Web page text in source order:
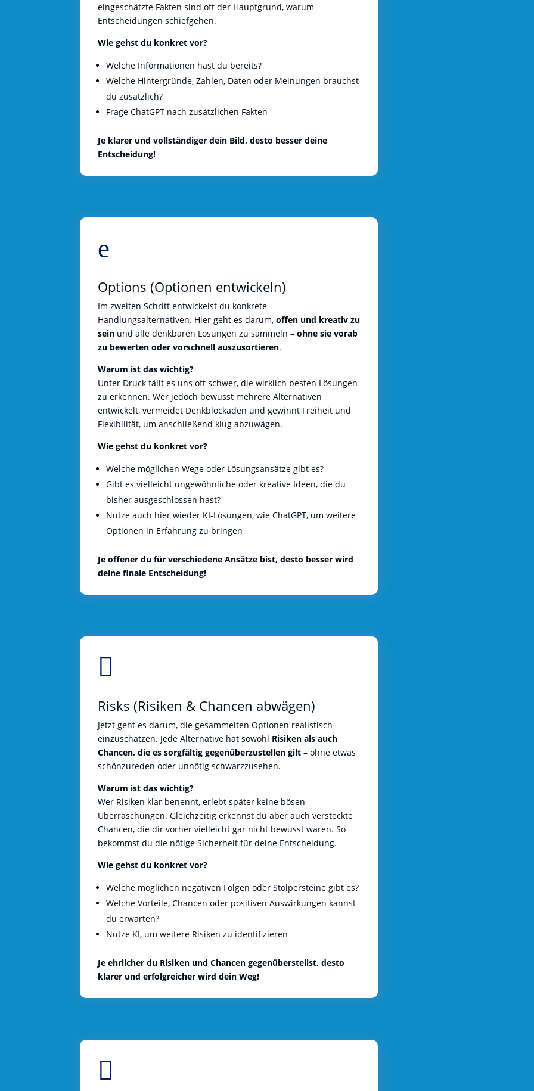
eingeschätzte Fakten sind oft der Hauptgrund, warum
Entscheidungen schiefgehen.
Wie gehst du konkret vor?
Welche Informationen hast du bereits?
Welche Hintergründe, Zahlen, Daten oder Meinungen brauchst
du zusätzlich?
Frage ChatGPT nach zusätzlichen Fakten
Je klarer und vollständiger dein Bild, desto besser deine
Entscheidung!
e
Options (Optionen entwickeln)
Im zweiten Schritt entwickelst du konkrete
Handlungsalternativen. Hier geht es darum,offen und kreativ zu
sein und alle denkbaren Lösungen zu sammeln –ohne sie vorab
zu bewerten oder vorschnell auszusortieren.
Warum ist das wichtig?
Unter Druck fällt es uns oft schwer, die wirklich besten Lösungen
zu erkennen. Wer jedoch bewusst mehrere Alternativen
entwickelt, vermeidet Denkblockaden und gewinnt Freiheit und
Flexibilität, um anschließend klug abzuwägen.
Wie gehst du konkret vor?
Welche möglichen Wege oder Lösungsansätze gibt es?
Gibt es vielleicht ungewöhnliche oder kreative Ideen, die du
bisher ausgeschlossen hast?
Nutze auch hier wieder KI-Lösungen, wie ChatGPT, um weitere
Optionen in Erfahrung zu bringen
Je offener du für verschiedene Ansätze bist, desto besser wird
deine finale Entscheidung!

Risks (Risiken & Chancen abwägen)
Jetzt geht es darum, die gesammelten Optionen realistisch
einzuschätzen. Jede Alternative hat sowohl Risiken als auch
Chancen, die es sorgfältig gegenüberzustellen gilt – ohne etwas
schönzureden oder unnötig schwarzzusehen.
Warum ist das wichtig?
Wer Risiken klar benennt, erlebt später keine bösen
Überraschungen. Gleichzeitig erkennst du aber auch versteckte
Chancen, die dir vorher vielleicht gar nicht bewusst waren. So
bekommst du die nötige Sicherheit für deine Entscheidung.
Wie gehst du konkret vor?
Welche möglichen negativen Folgen oder Stolpersteine gibt es?
Welche Vorteile, Chancen oder positiven Auswirkungen kannst
du erwarten?
Nutze KI, um weitere Risiken zu identifizieren
Je ehrlicher du Risiken und Chancen gegenüberstellst, desto
klarer und erfolgreicher wird dein Weg!
